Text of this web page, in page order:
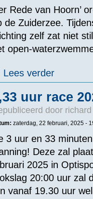
Rede van Hoorn’
de Zuiderzee.
zelf zat niet
open-
Lees verderover KNZB -
uur race
door
zaterdag, 22 februari, 2025 -
3 uur en 33
Deze zal
2025 in
20:00 uur zal
vanaf 19.30 uur